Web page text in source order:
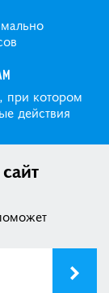
при котором
действия